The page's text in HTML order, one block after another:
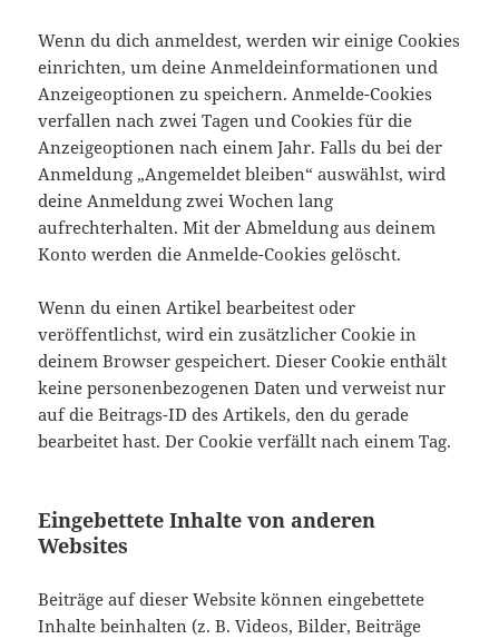
Wenn du dich anmeldest, werden wir einige Cookies
einrichten, um deine Anmeldeinformationen und
Anzeigeoptionen zu speichern. Anmelde-Cookies
verfallen nach zwei Tagen und Cookies für die
Anzeigeoptionen nach einem Jahr. Falls du bei der
Anmeldung „Angemeldet bleiben“ auswählst, wird
deine Anmeldung zwei Wochen lang
aufrechterhalten. Mit der Abmeldung aus deinem
Konto werden die Anmelde-Cookies gelöscht.
Wenn du einen Artikel bearbeitest oder
veröffentlichst, wird ein zusätzlicher Cookie in
deinem Browser gespeichert. Dieser Cookie enthält
keine personenbezogenen Daten und verweist nur
auf die Beitrags-ID des Artikels, den du gerade
bearbeitet hast. Der Cookie verfällt nach einem Tag.
Eingebettete Inhalte von anderen
Websites
Beiträge auf dieser Website können eingebettete
Inhalte beinhalten (z. B. Videos, Bilder, Beiträge